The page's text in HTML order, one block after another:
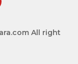
All right